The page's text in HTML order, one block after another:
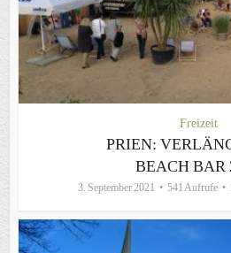
Freizeit
PRIEN:
BEACH BAR
3. September 2021 541 Aufrufe